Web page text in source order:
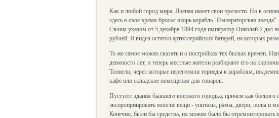
Как и любой город мира, Лиепая имеет свои прелести. Но в
здесь в свое время бросал якорь корабль "Императорская
Своим указом от 5 декабря 1894 года император Николай-2 дал
рублей. Я видел остатки артиллерийских батарей, на которых
То же самое можно сказать и о постройках тех былых времен.
девяносто лет, и теперь местные жители разбирают его на
Тоннели, через которые перегоняли торпеды к кораблям,
кафе или складские помещения для товаров.
Пустуют здания бывшего военного городка, причем как
экспроприировать многие вещи - унитазы, рамы, двери, полы и
Конечно, были бы средства, их можно было бы отремонтировать